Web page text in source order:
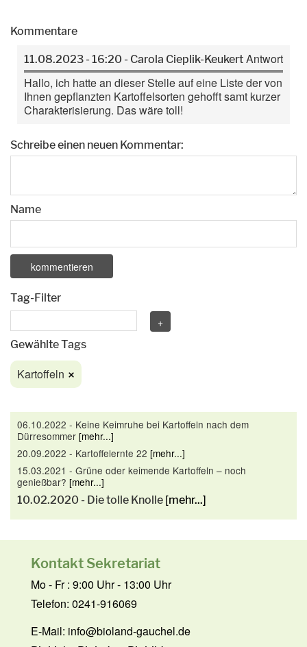
Kommentare
11.08.2023 - 16:20 - Carola Cieplik-Keukert Antwort
Hallo, ich hatte an dieser Stelle auf eine Liste der von
Ihnen gepflanzten Kartoffelsorten gehofft samt kurzer
Charakterisierung. Das wäre toll!
Schreibe einen neuen Kommentar:
Name
Tag-Filter
Gewählte Tags
Kartoffeln
06.10.2022 - Keine Keimruhe bei Kartoffeln nach dem
Dürresommer [mehr...]
20.09.2022 - Kartoffelernte 22 [mehr...]
15.03.2021 - Grüne oder keimende Kartoffeln – noch
genießbar? [mehr...]
10.02.2020 - Die tolle Knolle [mehr...]
Kontakt Sekretariat
Mo - Fr : 9:00 Uhr - 13:00 Uhr
Telefon: 0241-916069
E-Mail: info@bioland-gauchel.de